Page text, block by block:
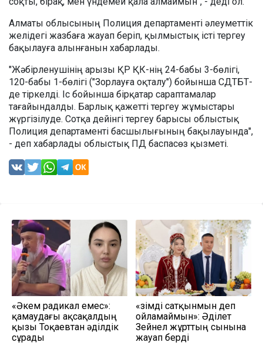
Алматы облысының Полиция департаменті әлеуметтік
желідегі жазбаға жауап беріп, қылмыстық істі тергеу
бақылауға алынғанын хабарлады.
"Жәбірленушінің арызы ҚР ҚК-нің 24-бабы 3-бөлігі,
120-бабы 1-бөлігі ("Зорлауға оқталу") бойынша СДТБТ-
де тіркелді. Іс бойынша бірқатар сараптамалар
тағайындалды. Барлық қажетті тергеу жұмыстары
жүргізілуде. Сотқа дейінгі тергеу барысы облыстық
Полиция департаменті басшылығының бақылауында",
- деп хабарлады облыстық ПД баспасөз қызметі.
«Әкем радикал емес»:
қамаудағы ақсақалдың
қызы Тоқаевтан әділдік
сұрады
«Өзімді сатқынмын деп
ойламаймын»: Әділет
Зейнел жұрттың сынына
жауап берді